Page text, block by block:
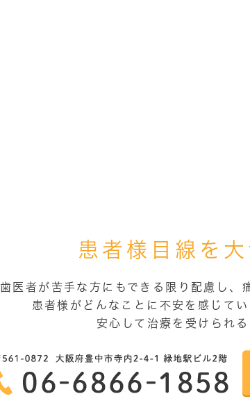
患者様目線を
歯医者が苦手な方にもできる限り配慮し、
患者様がどんなことに不安を感じて
安心して治療を受けられ